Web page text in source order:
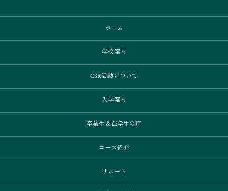
ホーム
学校案内
CSR活動について
入学案内
卒業⽣＆在学⽣の声
コース紹介
サポート